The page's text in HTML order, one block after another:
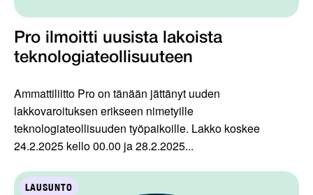
Pro ilmoitti uusista lakoista
teknologiateollisuuteen
Ammattiliitto Pro on tänään jättänyt uuden
lakkovaroituksen erikseen nimetyille
teknologiateollisuuden työpaikoille. Lakko koskee
24.2.2025 kello 00.00 ja 28.2.2025...
LAUSUNTO